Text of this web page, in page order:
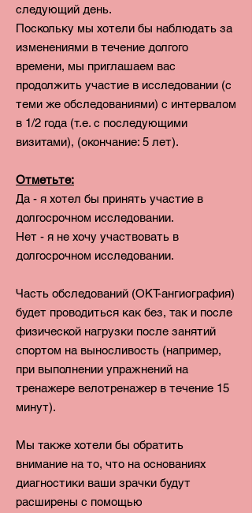
следующий день.
Поскольку мы хотели бы наблюдать за
изменениями в течение долгого
времени, мы приглашаем вас
продолжить участие в исследовании (с
теми же обследованиями) с интервалом
в 1/2 года (т.е. с последующими
визитами), (окончание: 5 лет).
Отметьте:
Да - я хотел бы принять участие в
долгосрочном исследовании.
Нет - я не хочу участвовать в
долгосрочном исследовании.
Часть обследований (ОКТ-ангиография)
будет проводиться как без, так и после
физической нагрузки после занятий
спортом на выносливость (например,
при выполнении упражнений на
тренажере велотренажер в течение 15
минут).
Мы также хотели бы обратить
внимание на то, что на основаниях
диагностики ваши зрачки будут
расширены с помощью